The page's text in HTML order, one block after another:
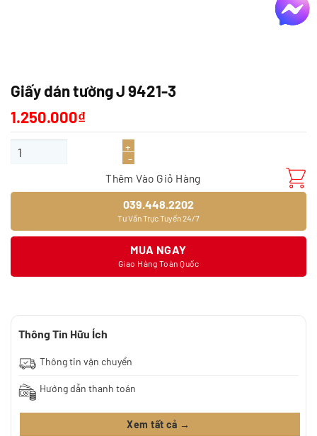
Giấy dán tường J 9421-3
1.250.000₫
Giấy dán tường J 9421-3 số lượng
Thêm Vào Giỏ Hàng
039.448.2202
Tư Vấn Trực Tuyến 24/7
MUA NGAY
Giao Hàng Toàn Quốc
Thông Tin Hữu Ích
Thông tin vận chuyển
Hướng dẫn thanh toán
Xem tất cả →